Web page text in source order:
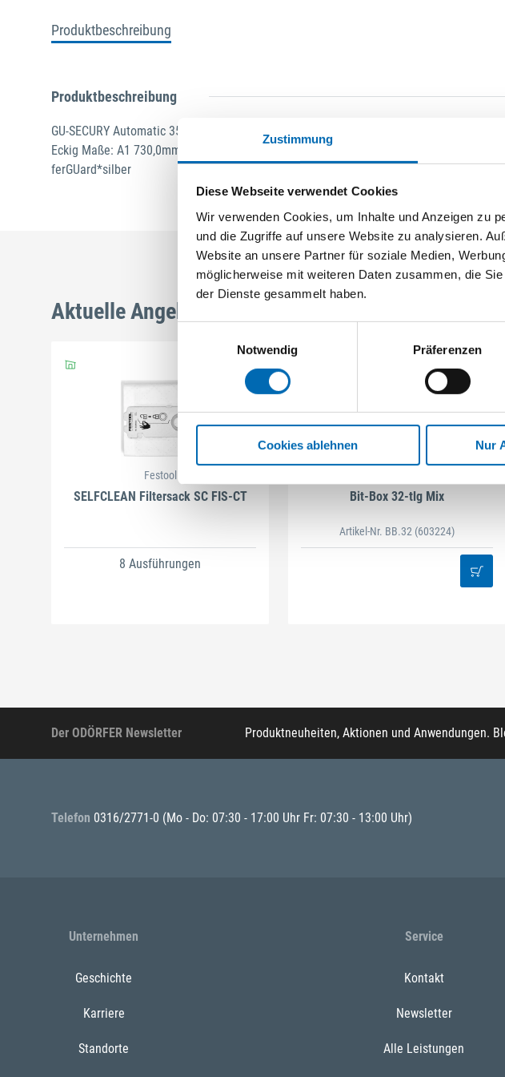
Zustimmung
Diese Webseite verwendet Cookies
Wir verwenden Cookies, um Inhalte und Anzeigen zu
und die Zugriffe auf unsere Website zu analysieren.
Website an unsere Partner für soziale Medien,
möglicherweise mit weiteren Daten zusammen, die
der Dienste gesammelt haben.
Notwendig
Präferenzen
Cookies ablehnen Nur
Produktbeschreibung
Produktbeschreibung
GU-SECURY Automatic 35/92 sf2 Nuss: 8mm Kennkerbe: 1020mm Flachstulp 20x2,5mm
Eckig Maße: A1 730,0mm B1 760,0mm Für Sperrbügel vorgerichtet A-Öffner: optional
ferGUard*silber
Aktuelle Angebote
Festool
SELFCLEAN Filtersack SC FIS-CT
8 Ausführungen
Bit-Box 32-tlg Mix
Artikel-Nr. BB.32 (603224)
Der ODÖRFER Newsletter Produktneuheiten, Aktionen und Anwendungen.
Telefon 0316/2771-0 (Mo - Do: 07:30 - 17:00 Uhr Fr: 07:30 - 13:00 Uhr)
Unternehmen
Geschichte
Karriere
Standorte
Service
Kontakt
Newsletter
Alle Leistungen